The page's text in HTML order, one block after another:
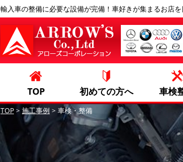
輸入車の整備に必要な設備が完備！車好きが集まるお店
TOP 初めての方へ 車検
TOP > 施工事例 > 車検・整備